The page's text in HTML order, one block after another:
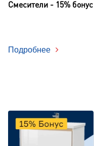
Смесители - 15% бонус
Подробнее